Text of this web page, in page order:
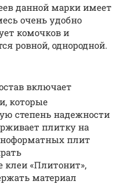
данной марки имеет
очень удобно
комочков и
ровной, однородной.
включает
которые
степень надежности
плитку на
плит
клеи «Плитонит»,
материал